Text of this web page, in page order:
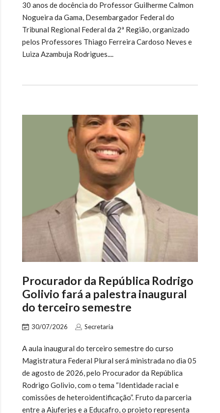
30 anos de docência do Professor Guilherme Calmon
Nogueira da Gama, Desembargador Federal do
Tribunal Regional Federal da 2ª Região, organizado
pelos Professores Thiago Ferreira Cardoso Neves e
Luiza Azambuja Rodrigues....
Procurador da República Rodrigo
Golivio fará a palestra inaugural
do terceiro semestre
30/07/2026 Secretaria
A aula inaugural do terceiro semestre do curso
Magistratura Federal Plural será ministrada no dia 05
de agosto de 2026, pelo Procurador da República
Rodrigo Golivio, com o tema “Identidade racial e
comissões de heteroidentificação”. Fruto da parceria
entre a Ajuferjes e a Educafro, o projeto representa